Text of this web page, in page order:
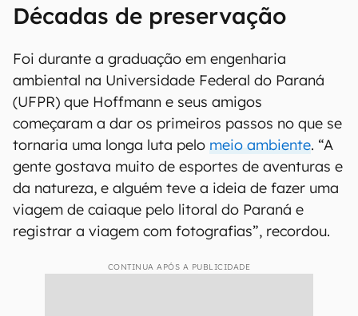
Décadas de preservação
Foi durante a graduação em engenharia
ambiental na Universidade Federal do Paraná
(UFPR) que Hoffmann e seus amigos
começaram a dar os primeiros passos no que se
tornaria uma longa luta pelo meio ambiente. “A
gente gostava muito de esportes de aventuras e
da natureza, e alguém teve a ideia de fazer uma
viagem de caiaque pelo litoral do Paraná e
registrar a viagem com fotografias”, recordou.
CONTINUA APÓS A PUBLICIDADE